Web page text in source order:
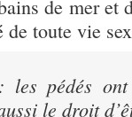
de mer et
de toute vie
pédés
le droit